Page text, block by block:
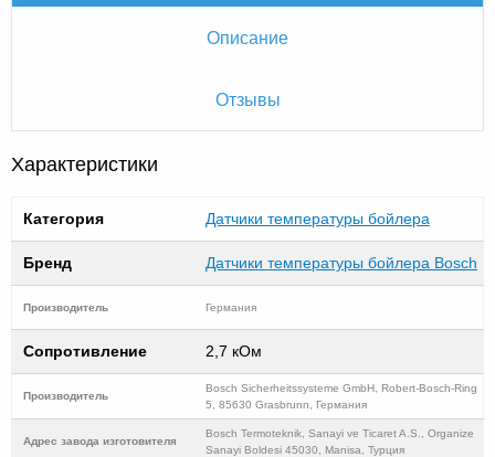
Описание
Отзывы
Характеристики
Категория Датчики температуры бойлера
Бренд Датчики температуры бойлера Bosch
Производитель Германия
Сопротивление 2,7 кОм
Производитель
Bosch Sicherheitssysteme GmbH, Robert-Bosch-Ring
5, 85630 Grasbrunn, Германия
Адрес завода изготовителя
Bosch Termoteknik, Sanayi ve Ticaret A.S., Organize
Sanayi Boldesi 45030, Manisa, Турция